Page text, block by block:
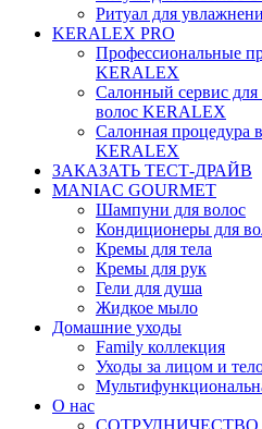
Ритуал для
KERALEX PRO
Профессиональные
KERALEX
Салонный сервис
волос KERALEX
Салонная процедура
KERALEX
ЗАКАЗАТЬ ТЕСТ-ДРАЙВ
MANIAC GOURMET
Шампуни для волос
Кондиционеры для
Кремы для тела
Кремы для рук
Гели для душа
Жидкое мыло
Домашние уходы
Family коллекция
Уходы за лицом и
О нас
СОТРУДНИЧЕСТВО